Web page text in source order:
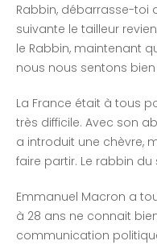
Rabbin, débarrasse-toi
suivante le tailleur
le Rabbin, maintenant
nous nous sentons bien
La France était à tous
très difficile. Avec son
a introduit une chèvre,
faire partir. Le rabbin
Emmanuel Macron a
à 28 ans ne connait
communication